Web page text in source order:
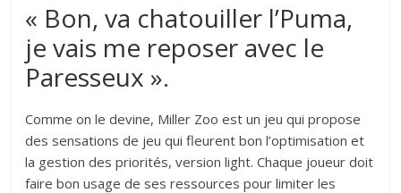
« Bon, va chatouiller l’Puma,
je vais me reposer avec le
Paresseux ».
Comme on le devine, Miller Zoo est un jeu qui propose
des sensations de jeu qui fleurent bon l’optimisation et
la gestion des priorités, version light. Chaque joueur doit
faire bon usage de ses ressources pour limiter les